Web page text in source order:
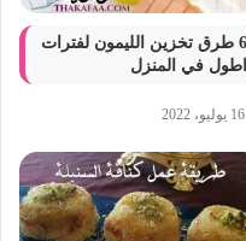
6 طرق تخزين الليمون لفترات
اطول في المنزل
16 يوليو، 2022